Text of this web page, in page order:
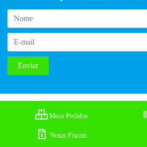
Meus Pedidos
Notas Fiscais